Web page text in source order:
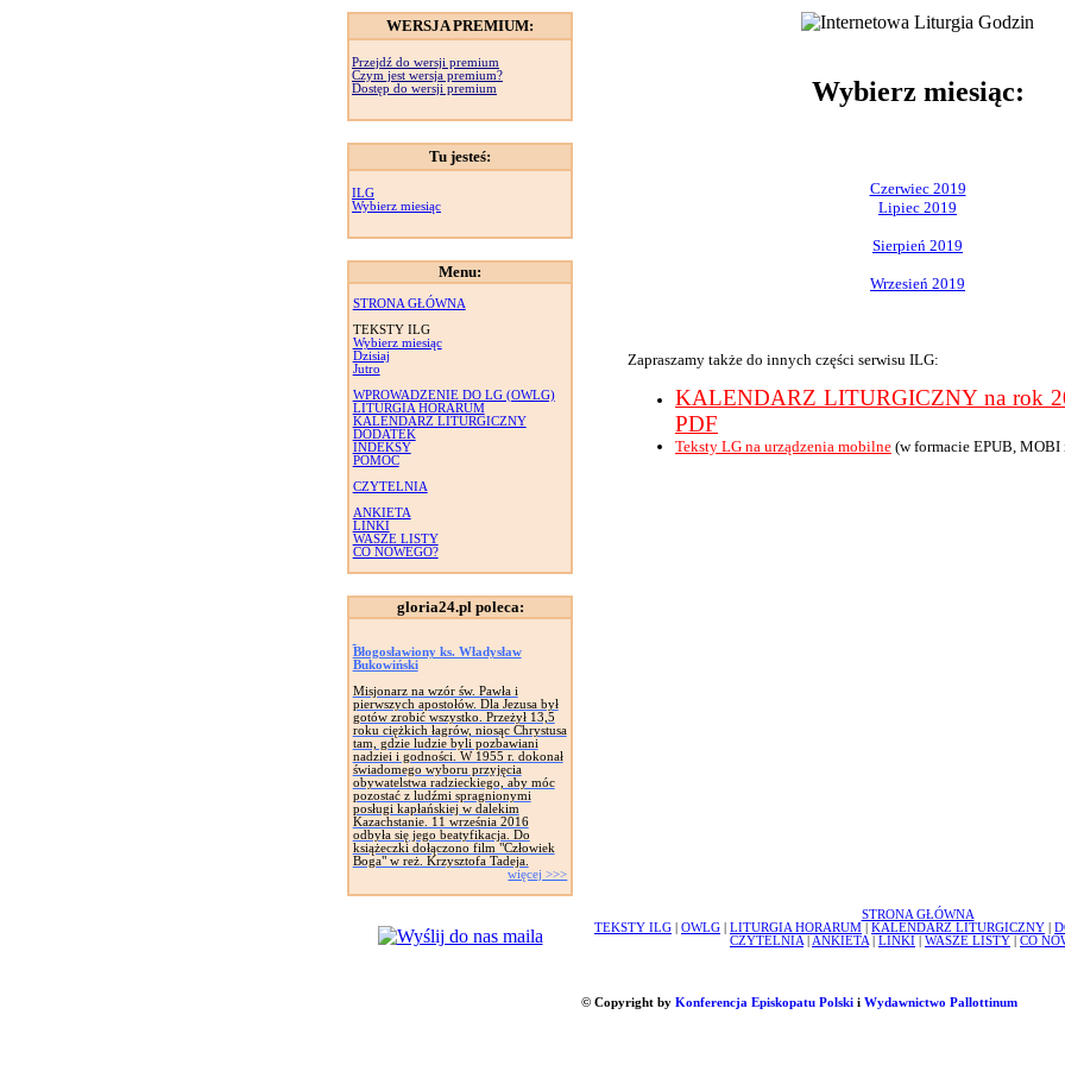
WERSJA PREMIUM:
Przejdź do wersji premium
Czym jest wersja premium?
Dostęp do wersji premium
Tu jesteś:
ILG
Wybierz miesiąc
Menu:
STRONA GŁÓWNA
TEKSTY ILG
Wybierz miesiąc
Dzisiaj
Jutro
WPROWADZENIE DO LG (OWLG)
LITURGIA HORARUM
KALENDARZ LITURGICZNY
DODATEK
INDEKSY
POMOC
CZYTELNIA
ANKIETA
LINKI
WASZE LISTY
CO NOWEGO?
gloria24.pl poleca:
Błogosławiony ks. Władysław
Bukowiński
Misjonarz na wzór św. Pawła i
pierwszych apostołów. Dla Jezusa był
gotów zrobić wszystko. Przeżył 13,5
roku ciężkich łagrów, niosąc Chrystusa
tam, gdzie ludzie byli pozbawiani
nadziei i godności. W 1955 r. dokonał
świadomego wyboru przyjęcia
obywatelstwa radzieckiego, aby móc
pozostać z ludźmi spragnionymi
posługi kapłańskiej w dalekim
Kazachstanie. 11 września 2016
odbyła się jego beatyfikacja. Do
książeczki dołączono film "Człowiek
Boga" w reż. Krzysztofa Tadeja.
więcej >>>
Wybierz miesiąc:
Czerwiec 2019
Lipiec 2019
Sierpień 2019
Wrzesień 2019
Zapraszamy także do innych części serwisu ILG:
KALENDARZ LITURGICZNY na rok
PDF
Teksty LG na urządzenia mobilne (w formacie EPUB, MOBI
STRONA GŁÓWNA
TEKSTY ILG
OWLG LITURGIA HORARUM KALENDARZ LITURGICZNY
CZYTELNIA
ANKIETA LINKI WASZE LISTY CO
© Copyright by Konferencja Episkopatu Polskii Wydawnictwo Pallottinum